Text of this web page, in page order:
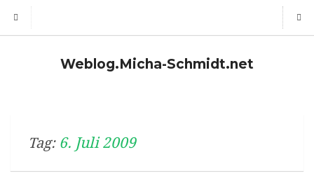
Weblog.Micha-Schmidt.net
Tag: 6. Juli 2009